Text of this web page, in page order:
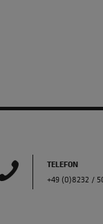
TELEFON
+49 (0)8232 /